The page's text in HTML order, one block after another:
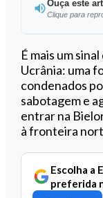
Ouça este
Clique para
É mais um
Ucrânia: uma
condenados
sabotagem e
entrar na
à fronteira
Escolha a
preferida